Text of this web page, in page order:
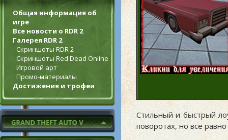
Общая информация об
игре
Все новости о RDR 2
Галерея RDR 2
Скриншоты RDR 2
Скриншоты Red Dead Online
Игровой арт
Промо-материалы
Достижения и трофеи
Стильный и быстрый
поворотах, но все